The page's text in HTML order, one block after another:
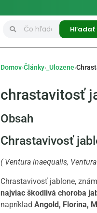
Hľadať
Domov›Články› _Ulozene›
chrastavitosť
Obsah
Chrastavivosť
( Ventura inaequalis,
Chrastavivosť jablone,
najviac škodlivá choroba
napríklad Angold, Florina,